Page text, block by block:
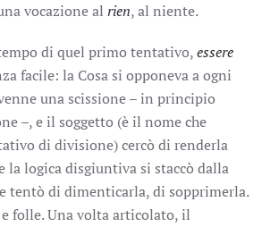
vocazione al rien, al niente.
di quel primo tentativo,essere
facile: la Cosa si opponeva a ogni
una scissione – in principio
–, e il soggetto (è il nome che
di divisione) cercò di renderla
la logica disgiuntiva si staccò dalla
tentò di dimenticarla, di sopprimerla.
folle. Una volta articolato, il